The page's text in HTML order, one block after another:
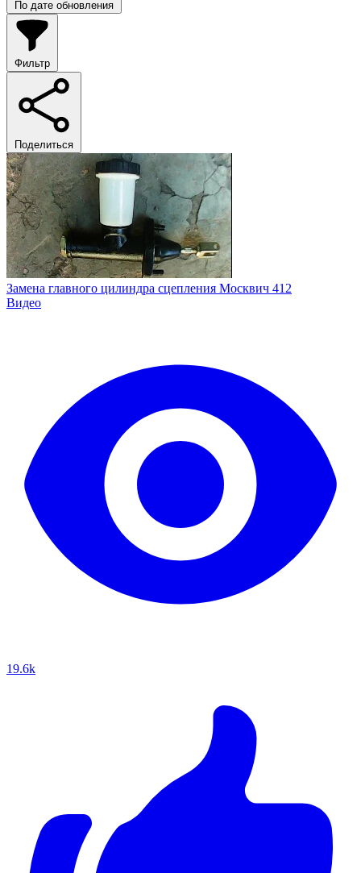
По дате обновления
Фильтр
Поделиться
Замена главного цилиндра сцепления Москвич 412
Видео
19.6k